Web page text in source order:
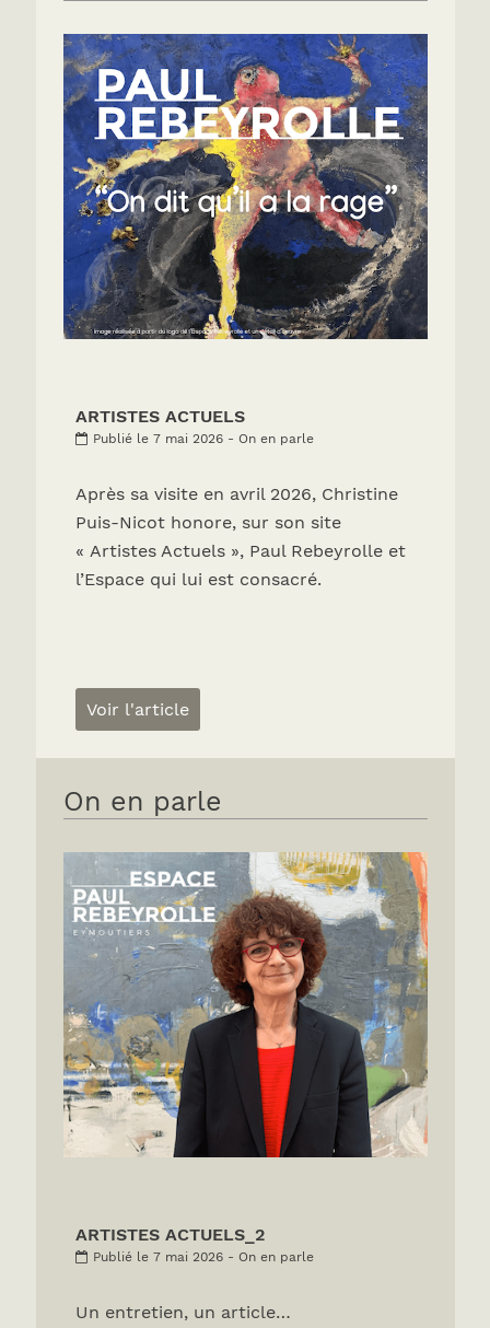
ARTISTES ACTUELS
Publié le 7 mai 2026 - On en parle
Après sa visite en avril 2026, Christine
Puis-Nicot honore, sur son site
« Artistes Actuels », Paul Rebeyrolle et
l’Espace qui lui est consacré.
Voir l'article
On en parle
ARTISTES ACTUELS_2
Publié le 7 mai 2026 - On en parle
Un entretien, un article…